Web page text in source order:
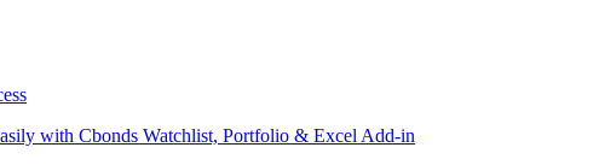
with Cbonds Watchlist, Portfolio & Excel Add-in